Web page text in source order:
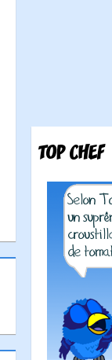
TOP CHEF